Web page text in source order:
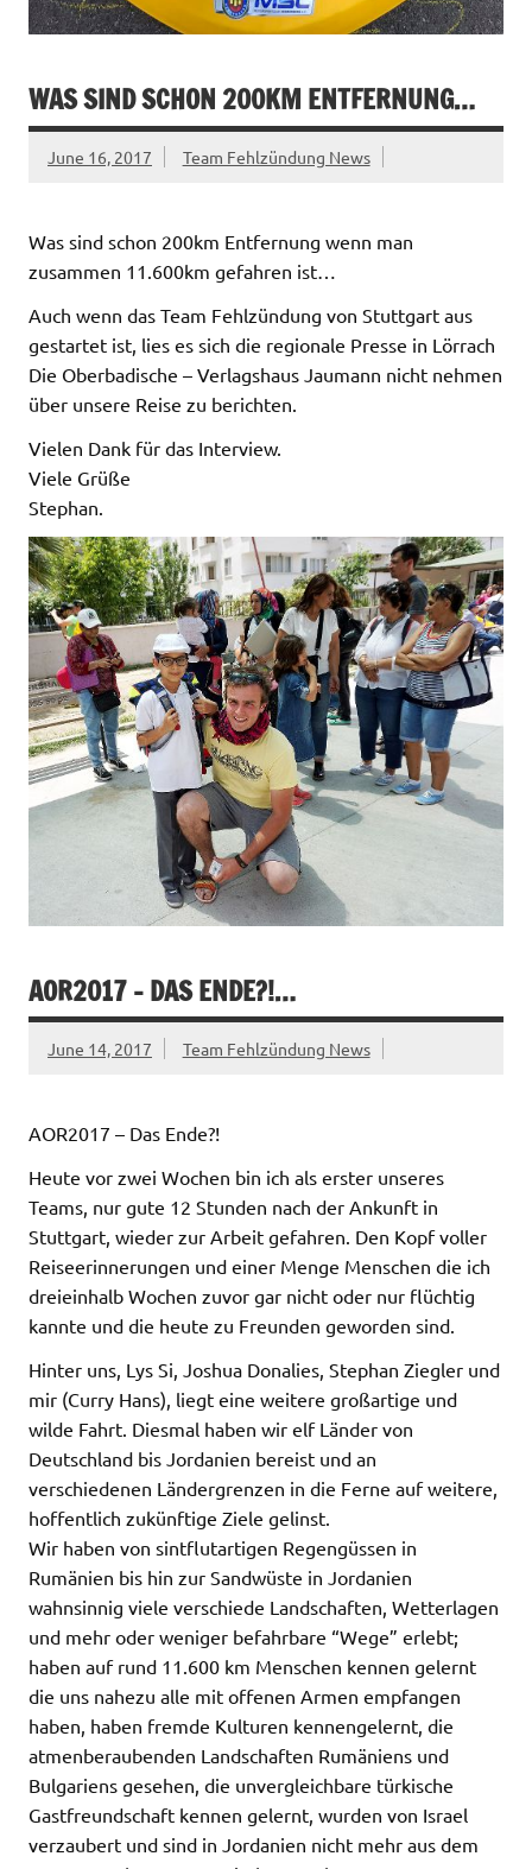
WAS SIND SCHON 200KM ENTFERNUNG…
June 16, 2017 Team Fehlzündung News
Was sind schon 200km Entfernung wenn man
zusammen 11.600km gefahren ist…
Auch wenn das Team Fehlzündung von Stuttgart aus
gestartet ist, lies es sich die regionale Presse in Lörrach
Die Oberbadische – Verlagshaus Jaumann nicht nehmen
über unsere Reise zu berichten.
Vielen Dank für das Interview.
Viele Grüße
Stephan.
AOR2017 – DAS ENDE?!…
June 14, 2017 Team Fehlzündung News
AOR2017 – Das Ende?!
Heute vor zwei Wochen bin ich als erster unseres
Teams, nur gute 12 Stunden nach der Ankunft in
Stuttgart, wieder zur Arbeit gefahren. Den Kopf voller
Reiseerinnerungen und einer Menge Menschen die ich
dreieinhalb Wochen zuvor gar nicht oder nur flüchtig
kannte und die heute zu Freunden geworden sind.
Hinter uns, Lys Si, Joshua Donalies, Stephan Ziegler und
mir (Curry Hans), liegt eine weitere großartige und
wilde Fahrt. Diesmal haben wir elf Länder von
Deutschland bis Jordanien bereist und an
verschiedenen Ländergrenzen in die Ferne auf weitere,
hoffentlich zukünftige Ziele gelinst.
Wir haben von sintflutartigen Regengüssen in
Rumänien bis hin zur Sandwüste in Jordanien
wahnsinnig viele verschiede Landschaften, Wetterlagen
und mehr oder weniger befahrbare “Wege” erlebt;
haben auf rund 11.600 km Menschen kennen gelernt
die uns nahezu alle mit offenen Armen empfangen
haben, haben fremde Kulturen kennengelernt, die
atmenberaubenden Landschaften Rumäniens und
Bulgariens gesehen, die unvergleichbare türkische
Gastfreundschaft kennen gelernt, wurden von Israel
verzaubert und sind in Jordanien nicht mehr aus dem